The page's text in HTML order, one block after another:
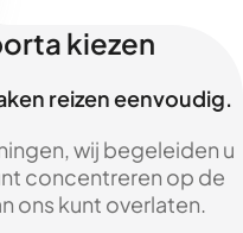
kiezen
reizen eenvoudig.
wij begeleiden u
concentreren op de
ons kunt overlaten.